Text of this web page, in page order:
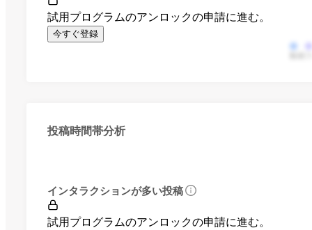
試用プログラムのアンロックの申請に進む。
今すぐ登録
投稿時間帯分析
インタラクションが多い投稿
試用プログラムのアンロックの申請に進む。